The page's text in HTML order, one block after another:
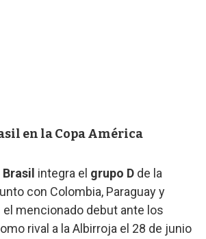
en la Copa América
integra el grupo D de la
con Colombia, Paraguay y
el mencionado debut ante los
rival a la Albirroja el 28 de junio